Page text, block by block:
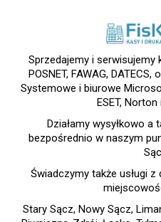
Sprzedajemy i serwisujemy
POSNET, FAWAG,
Systemowe i biurowe
ESET,
Działamy wysyłkowo a
bezpośrednio w naszym
Świadczymy także usługi
Stary Sącz, Nowy Sącz,